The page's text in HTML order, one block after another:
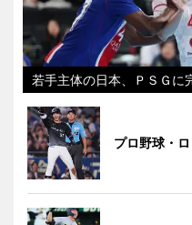
若手主体の日本、ＰＳＧに
プロ野球・